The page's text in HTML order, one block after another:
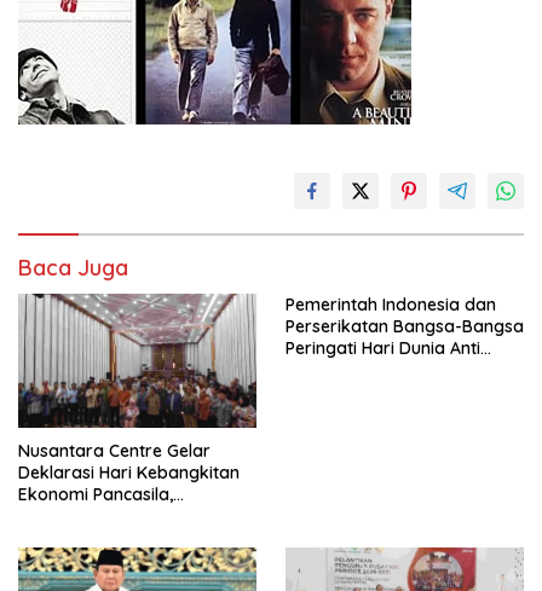
Baca Juga
Nusantara Centre Gelar
Deklarasi Hari Kebangkitan
Ekonomi Pancasila,
Penjajahan (Pergolakan
Ekonomi Politik Indonesia) &
Pemerintah Indonesia dan
Perserikatan Bangsa-Bangsa
Peringati Hari Dunia Anti